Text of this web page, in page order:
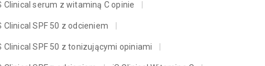
Clinical serum z witaminą C opinie
Clinical SPF 50 z odcieniem
Clinical SPF 50 z tonizującymi opiniami